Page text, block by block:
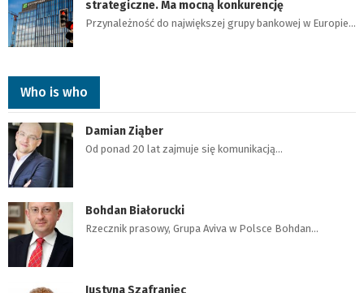
strategiczne. Ma mocną konkurencję
Przynależność do największej grupy bankowej w Europie…
Who is who
Damian Ziąber
Od ponad 20 lat zajmuje się komunikacją…
Bohdan Białorucki
Rzecznik prasowy, Grupa Aviva w Polsce Bohdan…
Justyna Szafraniec